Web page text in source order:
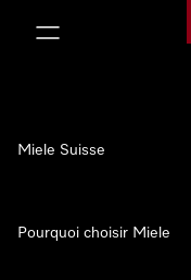
Miele Suisse
Pourquoi choisir Miele